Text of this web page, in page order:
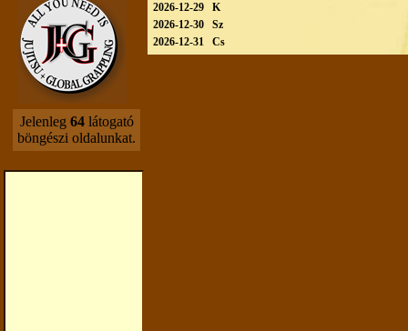
Jelenleg 64látogató
böngészi oldalunkat.
2026-12-29 K
2026-12-30 Sz
2026-12-31 Cs